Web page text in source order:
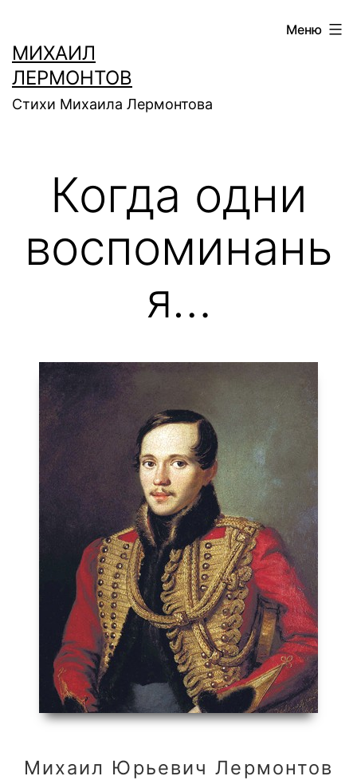
содержимому
МИХАИЛ
ЛЕРМОНТОВ
Стихи Михаила Лермонтова
Меню
Когда одни
воспоминань
я…
Михаил Юрьевич Лермонтов